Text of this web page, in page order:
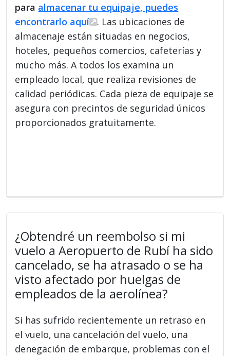
para almacenar tu equipaje, puedes
encontrarlo aquí
. Las ubicaciones de
almacenaje están situadas en negocios,
hoteles, pequeños comercios, cafeterías y
mucho más. A todos los examina un
empleado local, que realiza revisiones de
calidad periódicas. Cada pieza de equipaje se
asegura con precintos de seguridad únicos
proporcionados gratuitamente.
¿Obtendré un reembolso si mi
vuelo a Aeropuerto de Rubí ha sido
cancelado, se ha atrasado o se ha
visto afectado por huelgas de
empleados de la aerolínea?
Si has sufrido recientemente un retraso en
el vuelo, una cancelación del vuelo, una
denegación de embarque, problemas con el